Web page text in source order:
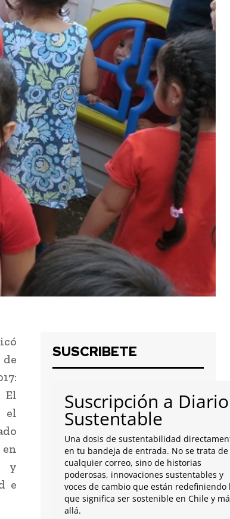
El
el
y
e
SUSCRIBETE
Suscripción a Diario
Sustentable
Una dosis de sustentabilidad
en tu bandeja de entrada. No se trata de
cualquier correo, sino de historias
poderosas, innovaciones sustentables y
voces de cambio que están redefiniendo
que significa ser sostenible en Chile y
allá.